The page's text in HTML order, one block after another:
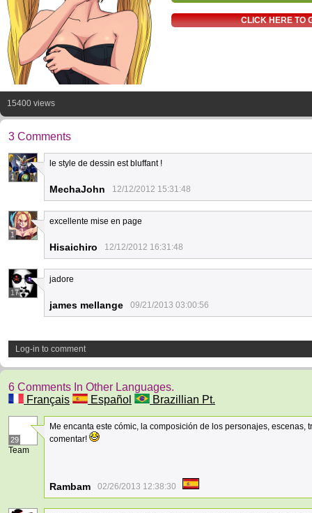
CLICK HERE TO
15400 views
3 Comments
1
le style de dessin est bluffant !
MechaJohn 12/12/2012 15:31:48
1
excellente mise en page
Hisaichiro 12/12/2012 16:31:48
17
jadore
james mellange 09/21/2013 03:00:56
Log-in to comment
6 Comments In Other Languages.
Français
Español Brazillian Pt.
29
Team
Me encanta este cómic, la composición de los personajes,
comentar!
Rambam 02/26/2013 12:38:30